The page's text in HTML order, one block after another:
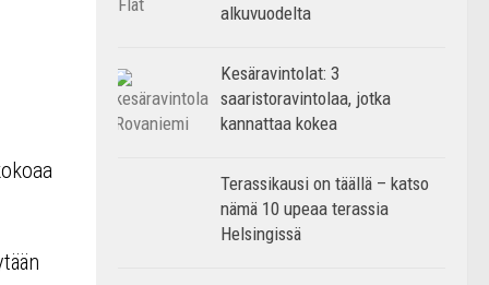
alkuvuodelta
Kesäravintolat: 3
saaristoravintolaa, jotka
kannattaa kokea
Terassikausi on täällä – katso
nämä 10 upeaa terassia
Helsingissä